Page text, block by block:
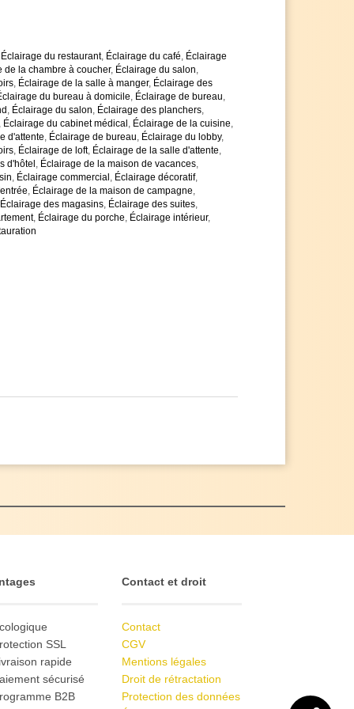
de 14 cm
bas
ici
de 7000 lumens
un très bon éclairage de la pièce
en
de 80 CRO
dans tout leur naturel
longue de 30.000 heures
garantie de 5 ans, au lieu des 2 ans habituels
pas à nous contacter
de quantité si vous achetez plus d'articles
avec impatience
Éclairage du restaurant, Éclairage du café, Éclairage
de la chambre à coucher, Éclairage du salon,
, Éclairage de la salle à manger, Éclairage des
du bureau à domicile, Éclairage de bureau,
, Éclairage du salon, Éclairage des planchers,
, Éclairage du cabinet médical , Éclairage de la cuisine,
d'attente, Éclairage de bureau, Éclairage du lobby,
, Éclairage de loft, Éclairage de la salle d'attente,
d'hôtel , Éclairage de la maison de vacances,
, Éclairage commercial , Éclairage décoratif,
, Éclairage de la maison de campagne,
Éclairage des magasins, Éclairage des suites,
, Éclairage du porche, Éclairage intérieur,
SSL
rapide
sécurisé
B2B
Contact et droit
Contact
CGV
Mentions légales
Droit de rétractation
Protection des données